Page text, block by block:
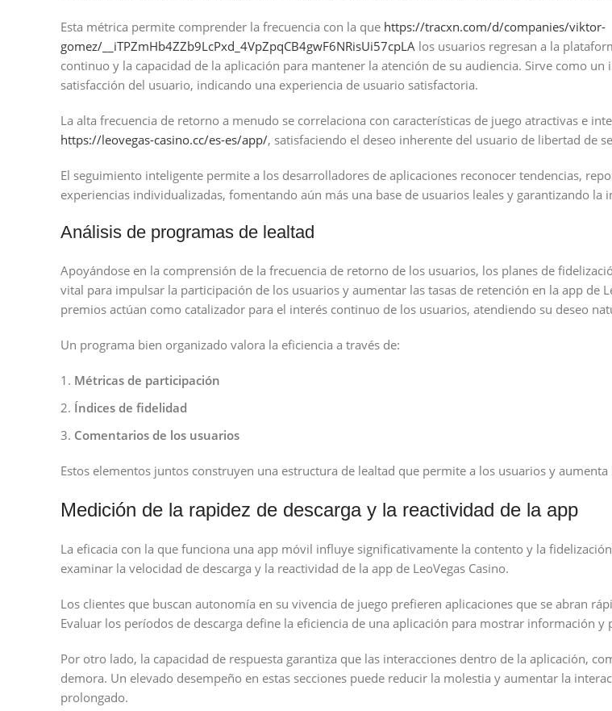
Esta métrica permite comprender la frecuencia con la que https://tracxn.com/d/companies/viktor-
gomez/__iTPZmHb4ZZb9LcPxd_4VpZpqCB4gwF6NRisUi57cpLA los usuarios regresan a la
continuo y la capacidad de la aplicación para mantener la atención de su audiencia. Sirve como
satisfacción del usuario, indicando una experiencia de usuario satisfactoria.
La alta frecuencia de retorno a menudo se correlaciona con características de juego atractivas e
https://leovegas-casino.cc/es-es/app/, satisfaciendo el deseo inherente del usuario de libertad de
El seguimiento inteligente permite a los desarrolladores de aplicaciones reconocer tendencias,
experiencias individualizadas, fomentando aún más una base de usuarios leales y garantizando la
Análisis de programas de lealtad
Apoyándose en la comprensión de la frecuencia de retorno de los usuarios, los planes de
vital para impulsar la participación de los usuarios y aumentar las tasas de retención en la app de
premios actúan como catalizador para el interés continuo de los usuarios, atendiendo su deseo
Un programa bien organizado valora la eficiencia a través de:
Métricas de participación
Índices de fidelidad
Comentarios de los usuarios
Estos elementos juntos construyen una estructura de lealtad que permite a los usuarios y
Medición de la rapidez de descarga y la reactividad de la app
La eficacia con la que funciona una app móvil influye significativamente la contento y la
examinar la velocidad de descarga y la reactividad de la app de LeoVegas Casino.
Los clientes que buscan autonomía en su vivencia de juego prefieren aplicaciones que se abran
Evaluar los períodos de descarga define la eficiencia de una aplicación para mostrar información
Por otro lado, la capacidad de respuesta garantiza que las interacciones dentro de la aplicación,
demora. Un elevado desempeño en estas secciones puede reducir la molestia y aumentar la
prolongado.